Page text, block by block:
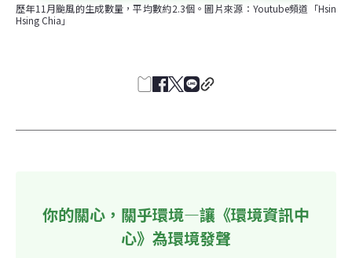
歷年11月颱風的生成數量，平均數約2.3個。圖片來源：Youtube頻道「Hsin
Hsing Chia」
你的關心，關乎環境—讓《環境資訊中
心》為環境發聲